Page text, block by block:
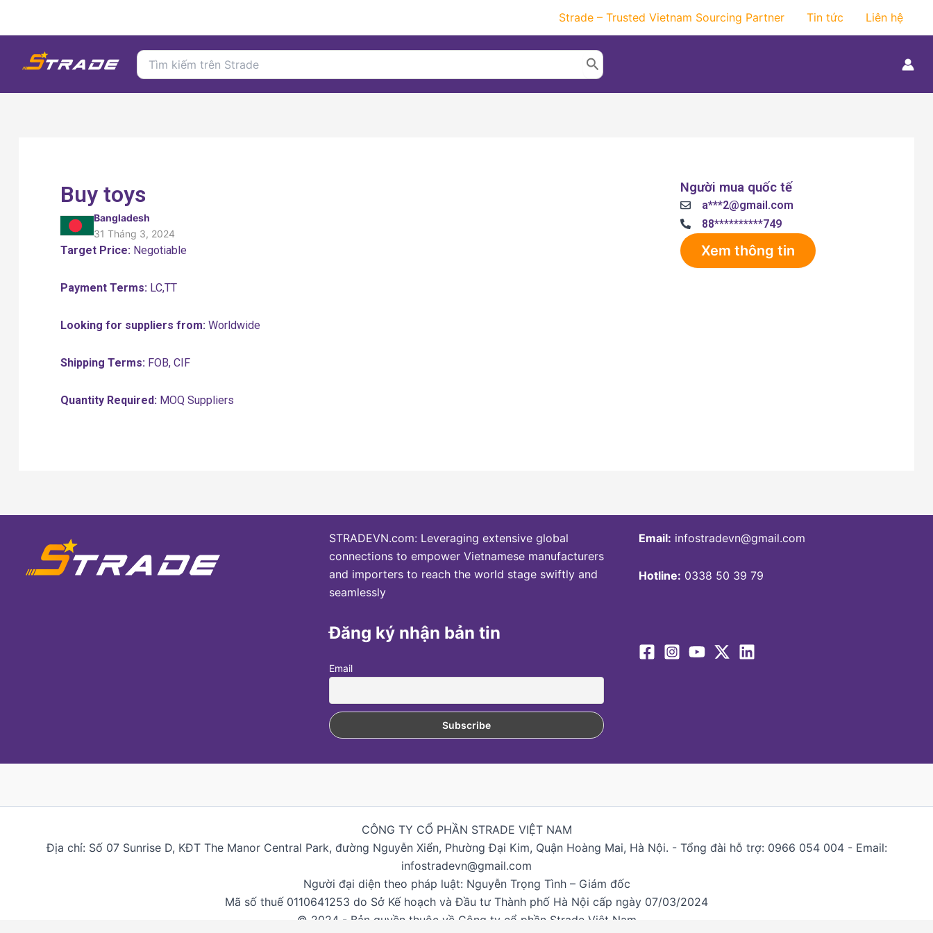
Strade – Trusted Vietnam Sourcing Partner Tin tức Liên hệ
Search
for:
Buy toys
Bangladesh
31 Tháng 3, 2024
Target Price: Negotiable
Payment Terms: LC,TT
Looking for suppliers from: Worldwide
Shipping Terms: FOB, CIF
Quantity Required: MOQ Suppliers
Người mua quốc tế
a***2@gmail.com
88**********749
Xem thông tin
STRADEVN.com: Leveraging extensive global
connections to empower Vietnamese manufacturers
and importers to reach the world stage swiftly and
seamlessly
Đăng ký nhận bản tin
Email
Email: infostradevn@gmail.com
Hotline: 0338 50 39 79
CÔNG TY CỔ PHẦN STRADE VIỆT NAM
Địa chỉ: Số 07 Sunrise D, KĐT The Manor Central Park, đường Nguyễn Xiển, Phường Đại Kim, Quận Hoàng Mai, Hà Nội. - Tổng đài hỗ trợ: 0966 054 004 - Email:
infostradevn@gmail.com
Người đại diện theo pháp luật: Nguyễn Trọng Tình – Giám đốc
Mã số thuế 0110641253 do Sở Kế hoạch và Đầu tư Thành phố Hà Nội cấp ngày 07/03/2024
© 2024 - Bản quyền thuộc về Công ty cổ phần Strade Việt Nam